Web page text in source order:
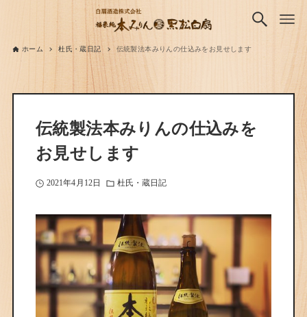
ホーム 杜氏・蔵日記 伝統製法本みりんの仕込みをお見せします
伝統製法本みりんの仕込みを
お見せします
2021年4月12日 杜氏・蔵日記